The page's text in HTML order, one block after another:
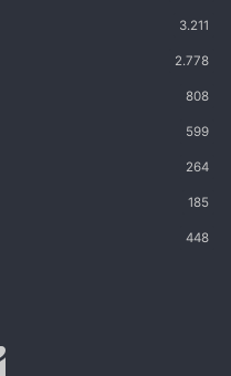
3.211
2.778
808
599
264
185
448